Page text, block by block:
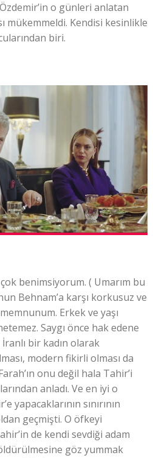
o günleri anlatan
mükemmeldi. Kendisi kesinlikle
biri.
benimsiyorum. ( Umarım bu
Behnam’a karşı korkusuz ve
Erkek ve yaşı
Saygı önce hak edene
bir kadın olarak
modern fikirli olması da
onu değil hala Tahir’i
anladı. Ve en iyi o
yapacaklarının sınırının
geçmişti. O öfkeyi
de kendi sevdiği adam
göz yummak